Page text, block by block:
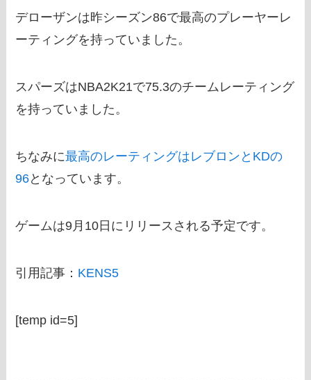
デローザンは昨シーズン86で最高のプレーヤーレ
ーティングを持っていました。
スパーズはNBA2K21で75.3のチームレーティング
を持っていました。
ちなみに最高のレーティングはレブロンとKDの
96となっています。
ゲームは9月10日にリリースされる予定です。
引用記事： KENS5
[temp id=5]